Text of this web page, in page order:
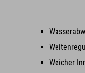
Weicher